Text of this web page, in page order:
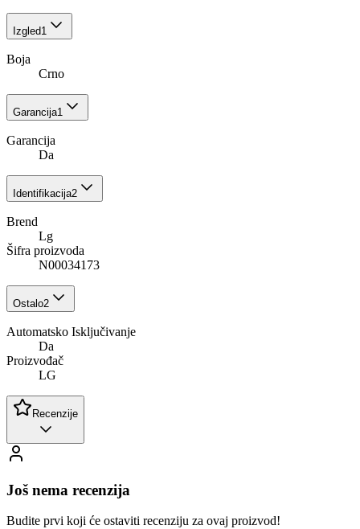
Izgled1
Boja
Crno
Garancija1
Garancija
Da
Identifikacija2
Brend
Lg
Šifra proizvoda
N00034173
Ostalo2
Automatsko Isključivanje
Da
Proizvođač
LG
Recenzije
Još nema recenzija
Budite prvi koji će ostaviti recenziju za ovaj proizvod!